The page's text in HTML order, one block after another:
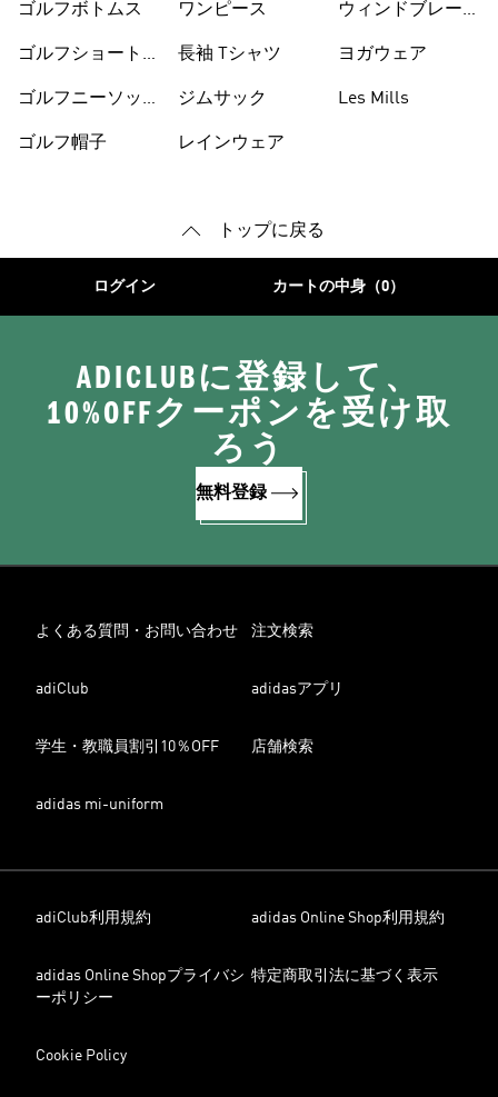
ゴルフボトムス
ゴルフショートパ
ゴルフニーソック
ゴルフ帽子
ワンピース
長袖 Tシャツ
ジムサック
レインウェア
ウィンドブレーカ
ヨガウェア
Les Mills
トップに戻る
ログイン カートの中身（0）
ADICLUBに登録して、
10%OFFクーポンを受け取
ろう
無料登録
よくある質問・お問い合わせ 注文検索
adiClub adidasアプリ
学生・教職員割引10％OFF 店舗検索
adidas mi-uniform
adiClub利用規約 adidas Online Shop利用規約
adidas Online Shopプライバシ
ーポリシー
特定商取引法に基づく表示
Cookie Policy